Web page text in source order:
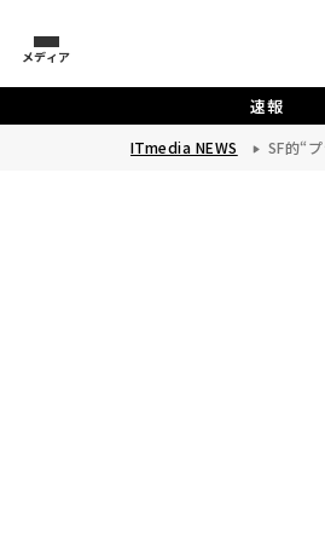
メディア
速報
ITmedia NEWS SF的“